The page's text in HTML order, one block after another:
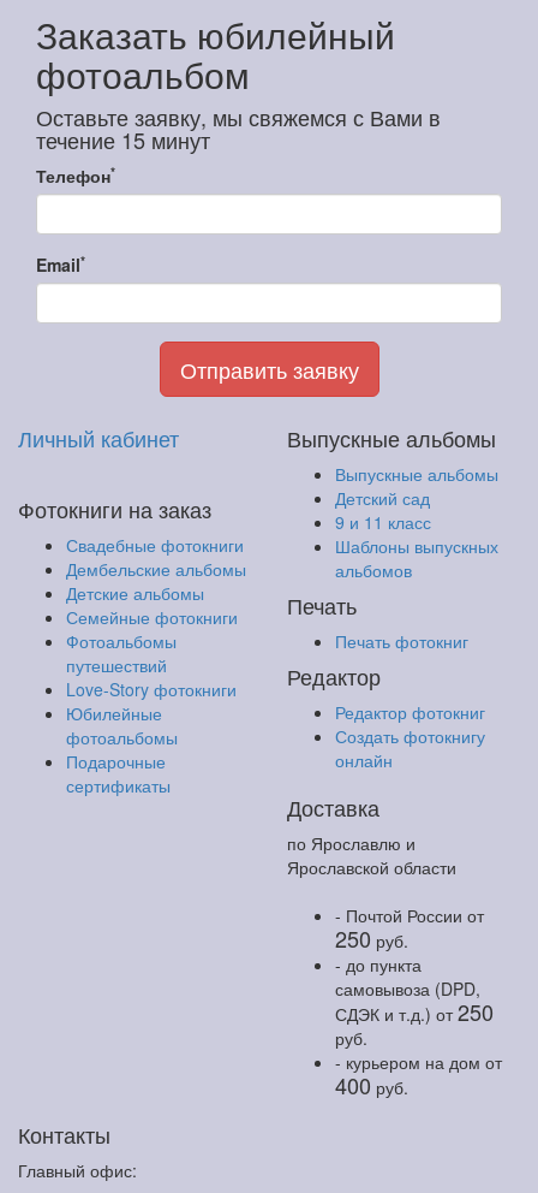
Заказать юбилейный
фотоальбом
Оставьте заявку, мы свяжемся с Вами в
течение 15 минут
Телефон*
Email*
Отправить заявку
Личный кабинет
Фотокниги на заказ
Свадебные фотокниги
Дембельские альбомы
Детские альбомы
Семейные фотокниги
Фотоальбомы
путешествий
Love-Story фотокниги
Юбилейные
фотоальбомы
Подарочные
сертификаты
Выпускные альбомы
Выпускные альбомы
Детский сад
9 и 11 класс
Шаблоны выпускных
альбомов
Печать
Печать фотокниг
Редактор
Редактор фотокниг
Создать фотокнигу
онлайн
Доставка
по Ярославлю и
Ярославской области
- Почтой России от
250 руб.
- до пункта
самовывоза (DPD,
СДЭК и т.д.) от250
руб.
- курьером на дом от
400 руб.
Контакты
Главный офис: